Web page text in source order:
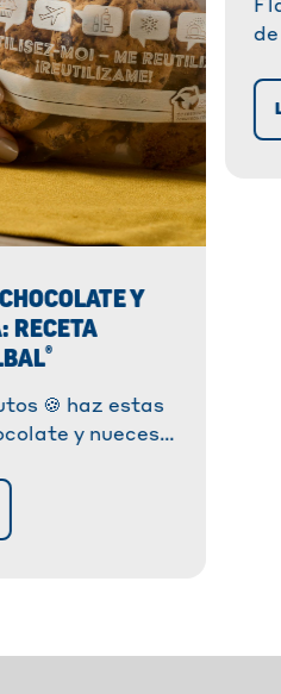
Y
RECETA
®
🍪 haz estas
y nueces.
del